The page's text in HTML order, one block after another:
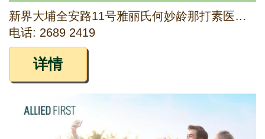
新界大埔全安路11号雅丽氏何妙龄那打素医院J座1楼50室
电话: 2689 2419
详情